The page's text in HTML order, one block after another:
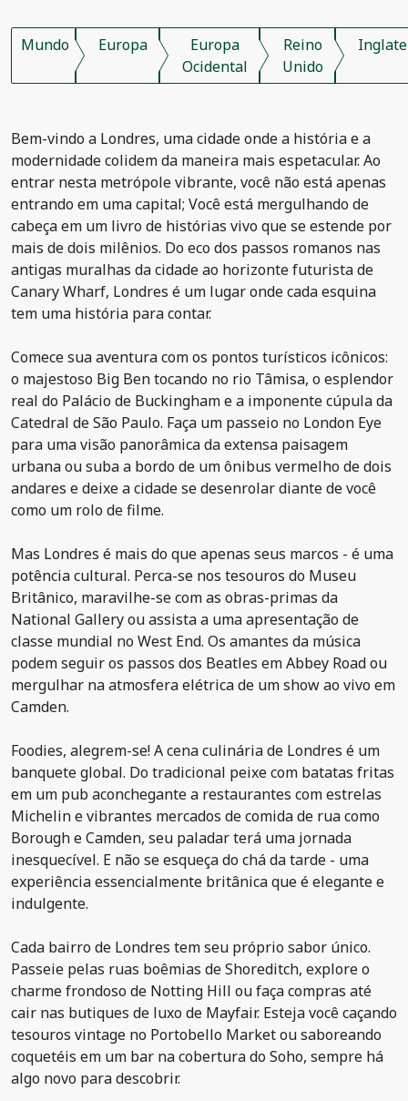
Mundo Europa
Europa
Ocidental
Reino
Unido
Bem-vindo a Londres, uma cidade onde a história e a
modernidade colidem da maneira mais espetacular. Ao
entrar nesta metrópole vibrante, você não está apenas
entrando em uma capital; Você está mergulhando de
cabeça em um livro de histórias vivo que se estende por
mais de dois milênios. Do eco dos passos romanos nas
antigas muralhas da cidade ao horizonte futurista de
Canary Wharf, Londres é um lugar onde cada esquina
tem uma história para contar.
Comece sua aventura com os pontos turísticos icônicos:
o majestoso Big Ben tocando no rio Tâmisa, o esplendor
real do Palácio de Buckingham e a imponente cúpula da
Catedral de São Paulo. Faça um passeio no London Eye
para uma visão panorâmica da extensa paisagem
urbana ou suba a bordo de um ônibus vermelho de dois
andares e deixe a cidade se desenrolar diante de você
como um rolo de filme.
Mas Londres é mais do que apenas seus marcos - é uma
potência cultural. Perca-se nos tesouros do Museu
Britânico, maravilhe-se com as obras-primas da
National Gallery ou assista a uma apresentação de
classe mundial no West End. Os amantes da música
podem seguir os passos dos Beatles em Abbey Road ou
mergulhar na atmosfera elétrica de um show ao vivo em
Camden.
Foodies, alegrem-se! A cena culinária de Londres é um
banquete global. Do tradicional peixe com batatas fritas
em um pub aconchegante a restaurantes com estrelas
Michelin e vibrantes mercados de comida de rua como
Borough e Camden, seu paladar terá uma jornada
inesquecível. E não se esqueça do chá da tarde - uma
experiência essencialmente britânica que é elegante e
indulgente.
Cada bairro de Londres tem seu próprio sabor único.
Passeie pelas ruas boêmias de Shoreditch, explore o
charme frondoso de Notting Hill ou faça compras até
cair nas butiques de luxo de Mayfair. Esteja você caçando
tesouros vintage no Portobello Market ou saboreando
coquetéis em um bar na cobertura do Soho, sempre há
algo novo para descobrir.